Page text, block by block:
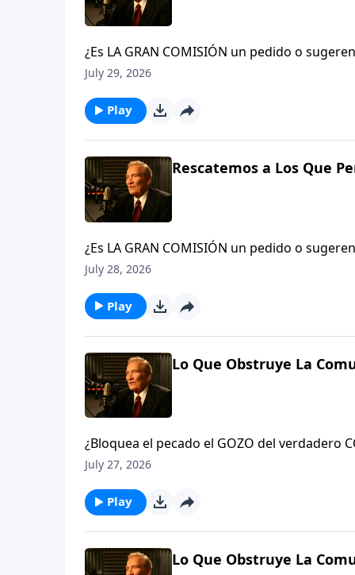
¿Es LA GRAN COMISIÓN un pedido o
y hagan discípulos en todas las naciones…»
traición contra el Rey del cielo. Verá, el gran
22-23
July 29, 2026
Play
Rescatemos a Los Que
¿Es LA GRAN COMISIÓN un pedido o
y hagan discípulos en todas las naciones…»
traición contra el Rey del cielo. Verá, el gran
22-23
July 28, 2026
Play
Lo Que Obstruye La
¿Bloquea el pecado el GOZO del verdadero COMPAÑERISMO? Siempre. Aprenda acerca de la #convicción,
la #limpieza y la #conquista del pecado que
July 27, 2026
Play
Lo Que Obstruye La